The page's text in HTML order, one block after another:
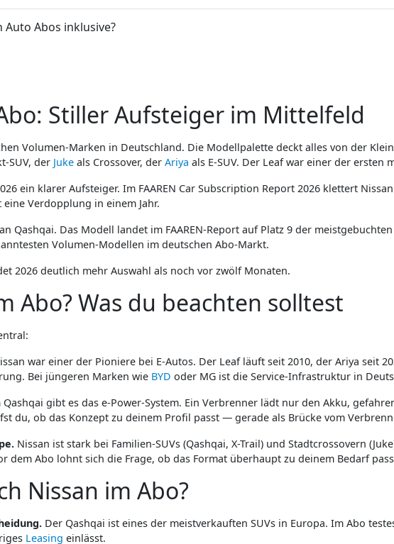
Auto Abos inklusive?
Stiller Aufsteiger im Mittelfeld
Volumen-Marken in Deutschland. Die Modellpalette deckt alles von der
SUV, der Juke als Crossover, der Ariya als E-SUV. Der Leaf war einer der ersten
ein klarer Aufsteiger. Im FAAREN Car Subscription Report 2026 klettert
Verdopplung in einem Jahr.
Qashqai. Das Modell landet im FAAREN-Report auf Platz 9 der
Volumen-Modellen im deutschen Abo-Markt.
2026 deutlich mehr Auswahl als noch vor zwölf Monaten.
Abo? Was du beachten solltest
war einer der Pioniere bei E-Autos. Der Leaf läuft seit 2010, der Ariya seit
Bei jüngeren Marken wie BYD oder MG ist die Service-Infrastruktur in
Qashqai gibt es das e-Power-System. Ein Verbrenner lädt nur den Akku,
du, ob das Konzept zu deinem Profil passt — gerade als Brücke vom
Nissan ist stark bei Familien-SUVs (Qashqai, X-Trail) und Stadtcrossovern
dem Abo lohnt sich die Frage, ob das Format überhaupt zu deinem Bedarf
Nissan im Abo?
Der Qashqai ist eines der meistverkauften SUVs in Europa. Im Abo
Leasing einlässt.